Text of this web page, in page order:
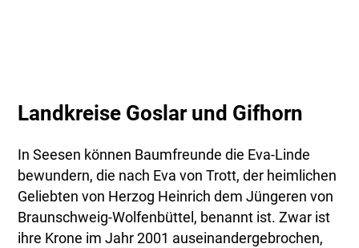
Landkreise Goslar und Gifhorn
In Seesen können Baumfreunde die Eva-Linde
bewundern, die nach Eva von Trott, der heimlichen
Geliebten von Herzog Heinrich dem Jüngeren von
Braunschweig-Wolfenbüttel, benannt ist. Zwar ist
ihre Krone im Jahr 2001 auseinandergebrochen,